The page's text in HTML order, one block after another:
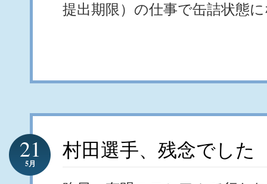
提出期限）の仕事で缶詰状態
村田選手、残念でした
21
5月